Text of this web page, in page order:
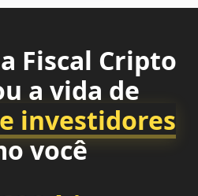
Fiscal Cripto
a vida de
investidores
você